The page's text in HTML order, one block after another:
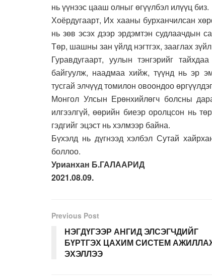
нь үүнээс цааш олныг өгүүлбэл илүүц биз.
Хоёрдугаарт, Их хааны бурханчилсан
нь зөв эсэх дээр эрдэмтэн судлаачдын
Төр, шашны зан үйлд нэгтгэх, зааглах
Гуравдугаарт, уулын тэнгэрийг
байгуулж, наадмаа хийж, түүнд нь эр
тусгай элчүүд томилон овоондоо
Монгол Улсын Ерөнхийлөгч болсны
илгээлгүй, өөрийн биеэр оролцсон нь
гэдгийг эцэст нь хэлмээр байна.
Бүхэлд нь дүгнээд хэлбэл Сутай
боллоо.
Урианхан Б.ГАЛААРИД
2021.08.09.
Previous Post
НЭГДҮГЭЭР АНГИД ЭЛСЭГЧДИЙГ
БҮРТГЭХ ЦАХИМ СИСТЕМ
ЭХЭЛЛЭЭ